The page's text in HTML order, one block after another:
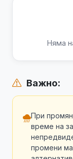
Няма
Важно:
При
време на
промени